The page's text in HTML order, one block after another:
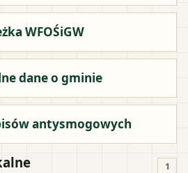
WFOŚiGW
dane o gminie
antysmogowych
1